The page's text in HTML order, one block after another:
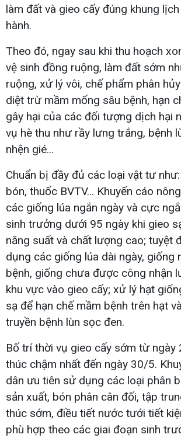
làm đất và gieo cấy đúng khung
hành.
Theo đó, ngay sau khi thu hoạch
vệ sinh đồng ruộng, làm đất sớm
ruộng, xử lý vôi, chế phẩm phân
diệt trừ mầm mống sâu bệnh, hạn
gây hại của các đối tượng dịch hại
vụ hè thu như rầy lưng trắng, bệnh
nhện gié...
Chuẩn bị đầy đủ các loại vật tư
bón, thuốc BVTV... Khuyến cáo
các giống lúa ngắn ngày và cực
sinh trưởng dưới 95 ngày khi gieo
năng suất và chất lượng cao; tuyệt
dụng các giống lúa dài ngày, giống
bệnh, giống chưa được công nhận
khu vực vào gieo cấy; xử lý hạt
sạ để hạn chế mầm bệnh trên hạt
truyền bệnh lùn sọc đen.
Bố trí thời vụ gieo cấy sớm từ ngày
thúc chậm nhất đến ngày 30/5.
dân ưu tiên sử dụng các loại phân
sản xuất, bón phân cân đối, tập
thúc sớm, điều tiết nước tưới tiết
phù hợp theo các giai đoạn sinh